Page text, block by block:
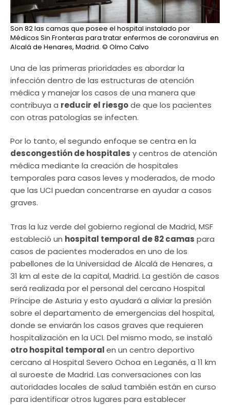
Son 82 las camas que posee el hospital instalado por
Médicos Sin Fronteras para tratar enfermos de coronavirus en
Alcalá de Henares, Madrid. © Olmo Calvo
Una de las primeras prioridades es abordar la
infección dentro de las estructuras de atención
médica y manejar los casos de una manera que
contribuya a reducir el riesgode que los pacientes
con otras patologías se infecten.
Por lo tanto, el segundo enfoque se centra en la
descongestión de hospitales y centros de atención
médica mediante la creación de hospitales
temporales para casos leves y moderados, de modo
que las UCI puedan concentrarse en ayudar a casos
graves.
Tras la luz verde del gobierno regional de Madrid, MSF
estableció un hospital temporal de 82 camas para
casos de pacientes moderados en uno de los
pabellones de la Universidad de Alcalá de Henares, a
31 km al este de la capital, Madrid. La gestión de casos
será realizada por el personal del cercano Hospital
Príncipe de Asturia y esto ayudará a aliviar la presión
sobre el departamento de emergencias del hospital,
donde se enviarán los casos graves que requieren
hospitalización en la UCI. Del mismo modo, se instaló
otro hospital temporalen un centro deportivo
cercano al Hospital Severo Ochoa en Leganés, a 11 km
al suroeste de Madrid. Las conversaciones con las
autoridades locales de salud también están en curso
para identificar otros lugares para establecer